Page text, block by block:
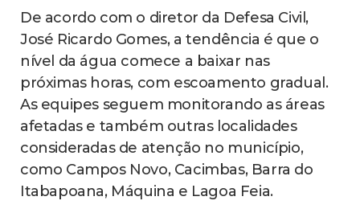
De acordo com o diretor da Defesa Civil,
José Ricardo Gomes, a tendência é que o
nível da água comece a baixar nas
próximas horas, com escoamento gradual.
As equipes seguem monitorando as áreas
afetadas e também outras localidades
consideradas de atenção no município,
como Campos Novo, Cacimbas, Barra do
Itabapoana, Máquina e Lagoa Feia.